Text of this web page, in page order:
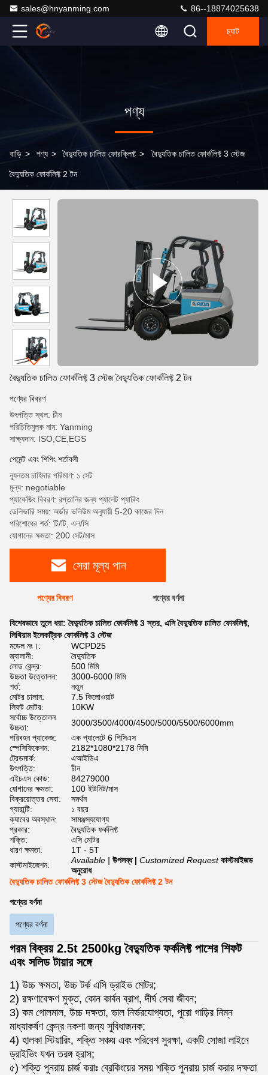
sales@hnyanming.com 86--18874025638
চ্যাট
পণ্য
বাড়ি > পণ্য > বৈদ্যুতিক চালিত ফোরক্লিফ্ট > বৈদ্যুতিক চালিত ফোর্কলিফ্ট 3 স্টেজ
বৈদ্যুতিক ফোর্কলিফ্ট 2 টন
বৈদ্যুতিক চালিত ফোর্কলিফ্ট 3 স্টেজ বৈদ্যুতিক ফোর্কলিফ্ট 2 টন
পণ্যের বিবরণ
উৎপত্তি স্থল: চীন
পরিচিতিমুলক নাম: Yanming
সাক্ষ্যদান: ISO,CE,EGS
পেমেন্ট এবং শিপিং শর্তাবলী
ন্যূনতম চাহিদার পরিমাণ: ১ সেট
মূল্য: negotiable
প্যাকেজিং বিবরণ: রপ্তানির জন্য প্যালেট প্যাকিং
ডেলিভারি সময়: অর্ডার ভলিউম অনুযায়ী 5-20 কাজের দিন
পরিশোধের শর্ত: টি/টি, এল/সি
যোগানের ক্ষমতা: 200 সেট/মাস
সেরা মূল্য পান
পণ্যের বিবরণ পণ্যের বর্ণনা
বিশেষভাবে তুলে ধরা:বৈদ্যুতিক চালিত ফোর্কলিফ্ট 3 স্তর, এসি বৈদ্যুতিক চালিত ফোর্কলিফ্ট,
লিথিয়াম ইলেকট্রিক ফোর্কলিফ্ট 3 স্টেজ
মডেল নং।:
WCPD25
জ্বালানী:
বৈদ্যুতিক
লোড কেন্দ্র:
500 মিমি
উচ্চতা উত্তোলন:
3000-6000 মিমি
শর্ত:
নতুন
মোটর চালান:
7.5 কিলোওয়াট
লিফট মোটর:
10KW
সর্বোচ্চ উত্তোলন
উচ্চতা:
3000/3500/4000/4500/5000/5500/6000mm
পরিবহন প্যাকেজ:
এক প্যালেটে 6 পিসিএস
স্পেসিফিকেশন:
2182*1080*2178 মিমি
ট্রেডমার্ক:
এআইডিএ
উৎপত্তি:
চীন
এইচএস কোড:
84279000
যোগানের ক্ষমতা:
100 ইউনিট/মাস
বিক্রয়োত্তর সেবা:
সমর্থন
গ্যারান্টি:
১ বছর
ক্যাবের অবস্থান:
সামঞ্জস্যযোগ্য
প্রকার:
বৈদ্যুতিক ফর্কলিফ্ট
শক্তি:
এসি মোটর
ধারণ ক্ষমতা:
1T - 5T
কাস্টমাইজেশন:
Available | উপলব্ধ | Customized Request কাস্টমাইজড
অনুরোধ
বৈদ্যুতিক চালিত ফোর্কলিফ্ট 3 স্টেজ বৈদ্যুতিক ফোর্কলিফ্ট 2 টন
পণ্যের বর্ণনা
পণ্যের বর্ণনা
গরম বিক্রয় 2.5t 2500kg বৈদ্যুতিক ফর্কলিফ্ট পাশের শিফট
এবং সলিড টায়ার সঙ্গে
1) উচ্চ ক্ষমতা, উচ্চ টর্ক এসি ড্রাইভ মোটর;
2) রক্ষণাবেক্ষণ মুক্ত, কোন কার্বন ব্রাশ, দীর্ঘ সেবা জীবন;
3) কম গোলমাল, উচ্চ দক্ষতা, ভাল নির্ভরযোগ্যতা, পুরো গাড়ির নিম্ন
মাধ্যাকর্ষণ কেন্দ্র নকশা জন্য সুবিধাজনক;
4) হালকা স্টিয়ারিং, শক্তি সঞ্চয় এবং পরিবেশ সুরক্ষা, একটি সোজা লাইনে
ড্রাইভিং যখন তরঙ্গ হ্রাস;
৫) শক্তি পুনরায় চার্জ করাঃ ব্রেকিংয়ের সময় শক্তি পুনরায় চার্জ করার দক্ষতা